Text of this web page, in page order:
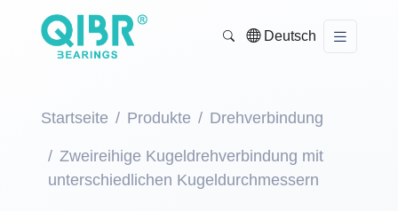
Deutsch
Startseite Produkte Drehverbindung
Zweireihige Kugeldrehverbindung mit
unterschiedlichen Kugeldurchmessern